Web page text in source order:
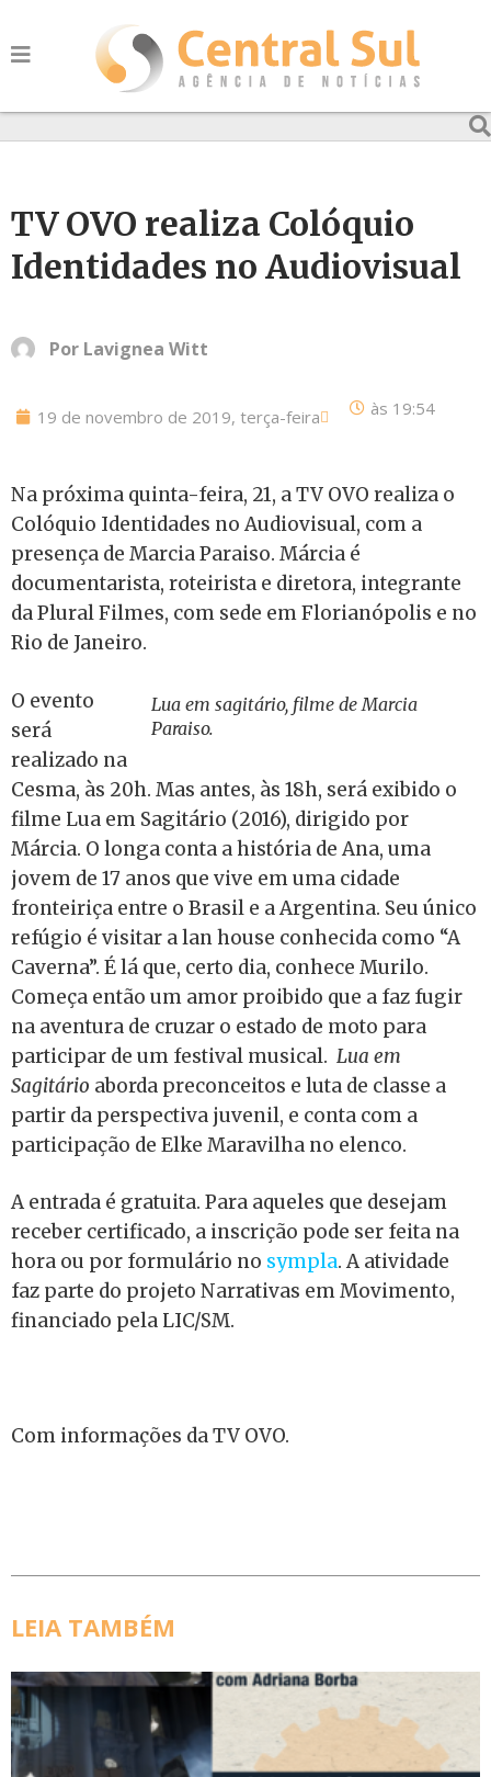
TV OVO realiza Colóquio
Identidades no Audiovisual
Por Lavignea Witt
19 de novembro de 2019, terça-feira às 19:54
Na próxima quinta-feira, 21, a TV OVO realiza o
Colóquio Identidades no Audiovisual, com a
presença de Marcia Paraiso. Márcia é
documentarista, roteirista e diretora, integrante
da Plural Filmes, com sede em Florianópolis e no
Rio de Janeiro.
Lua em sagitário, filme de Marcia
Paraiso.
O evento
será
realizado na
Cesma, às 20h. Mas antes, às 18h, será exibido o
filme Lua em Sagitário (2016), dirigido por
Márcia. O longa conta a história de Ana, uma
jovem de 17 anos que vive em uma cidade
fronteiriça entre o Brasil e a Argentina. Seu único
refúgio é visitar a lan house conhecida como “A
Caverna”. É lá que, certo dia, conhece Murilo.
Começa então um amor proibido que a faz fugir
na aventura de cruzar o estado de moto para
participar de um festival musical. Lua em
Sagitário aborda preconceitos e luta de classe a
partir da perspectiva juvenil, e conta com a
participação de Elke Maravilha no elenco.
A entrada é gratuita. Para aqueles que desejam
receber certificado, a inscrição pode ser feita na
hora ou por formulário no sympla. A atividade
faz parte do projeto Narrativas em Movimento,
financiado pela LIC/SM.
Com informações da TV OVO.
LEIA TAMBÉM